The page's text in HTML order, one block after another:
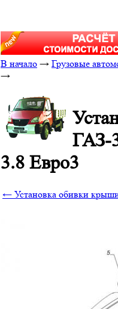
В начало → Грузовые
→
ГАЗ-
3.8 Евро3
← Установка обивки